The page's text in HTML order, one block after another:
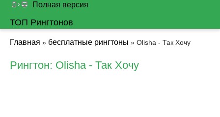
Полная версия
ТОП Рингтонов
Главная » бесплатные рингтоны » Olisha - Так Хочу
Рингтон: Olisha - Так Хочу